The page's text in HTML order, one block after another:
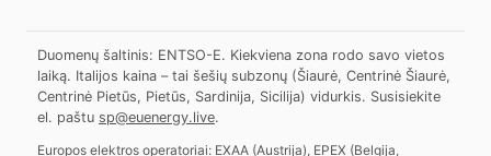
Duomenų šaltinis: ENTSO-E. Kiekviena zona rodo savo vietos
laiką. Italijos kaina – tai šešių subzonų (Šiaurė, Centrinė Šiaurė,
Centrinė Pietūs, Pietūs, Sardinija, Sicilija) vidurkis. Susisiekite
el. paštu sp@euenergy.live.
Europos elektros operatoriai: EXAA (Austrija) EPEX (Belgija,